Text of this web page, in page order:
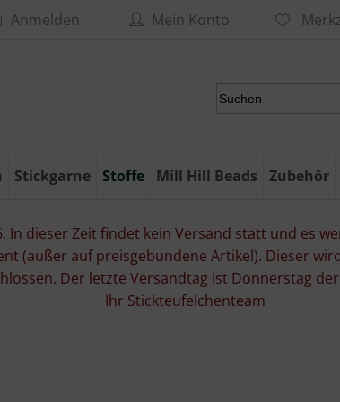
Anmelden Mein Konto
Stickgarne Stoffe Mill Hill Beads Zubehör
In dieser Zeit findet kein Versand statt und es
(außer auf preisgebundene Artikel). Dieser
Der letzte Versandtag ist Donnerstag
Ihr Stickteufelchenteam